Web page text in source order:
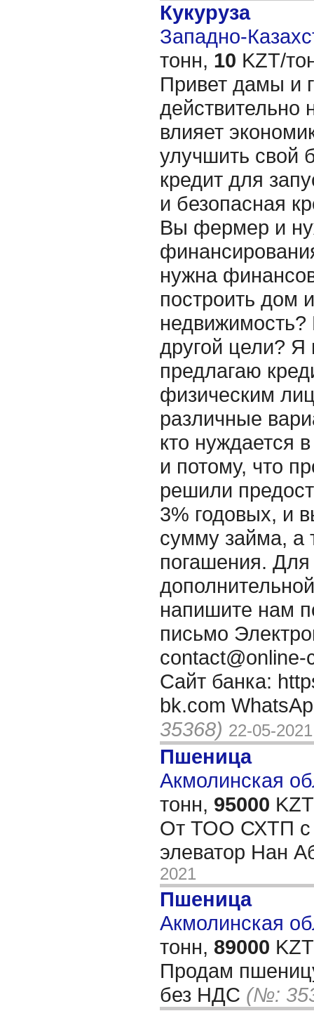
Кукуруза
Западно-
тонн, 10 KZT/
Привет дамы и
действительно
влияет
улучшить свой
кредит для
и безопасная
Вы фермер и
нужна
построить дом
другой цели? Я
предлагаю
физическим
различные
кто нуждается
и потому, что
решили
3% годовых, и
сумму займа, а
погашения.
напишите нам
письмо
Сайт банка:
bk.com
35368) 22-05-2021
Пшеница
Акмолинская
тонн, 95000
От ТОО СХТП с
элеватор Нан
2021
Пшеница
Акмолинская
тонн, 89000
Продам
без НДС (№: